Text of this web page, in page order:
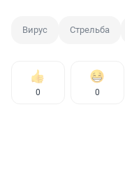
Вирус Стрельба
0 0